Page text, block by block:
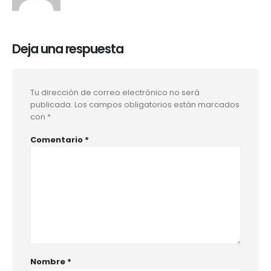
Deja una respuesta
Tu dirección de correo electrónico no será
publicada. Los campos obligatorios están marcados
con *
Comentario *
Nombre *